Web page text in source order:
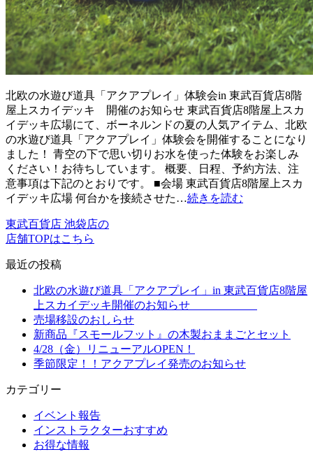
北欧の水遊び道具「アクアプレイ」体験会in 東武百貨店8階
屋上スカイデッキ 開催のお知らせ 東武百貨店8階屋上スカ
イデッキ広場にて、ボーネルンドの夏の人気アイテム、北欧
の水遊び道具「アクアプレイ」体験会を開催することになり
ました！ 青空の下で思い切りお水を使った体験をお楽しみ
ください！お待ちしています。 概要、日程、予約方法、注
意事項は下記のとおりです。 ■会場 東武百貨店8階屋上スカ
イデッキ広場 何台かを接続させた…続きを読む
東武百貨店 池袋店の
店舗TOPはこちら
最近の投稿
北欧の水遊び道具「アクアプレイ」in 東武百貨店8階屋
上スカイデッキ開催のお知らせ
売場移設のおしらせ
新商品『スモールフット』の木製おままごとセット
4/28（金）リニューアルOPEN！
季節限定！！アクアプレイ発売のお知らせ
カテゴリー
イベント報告
インストラクターおすすめ
お得な情報